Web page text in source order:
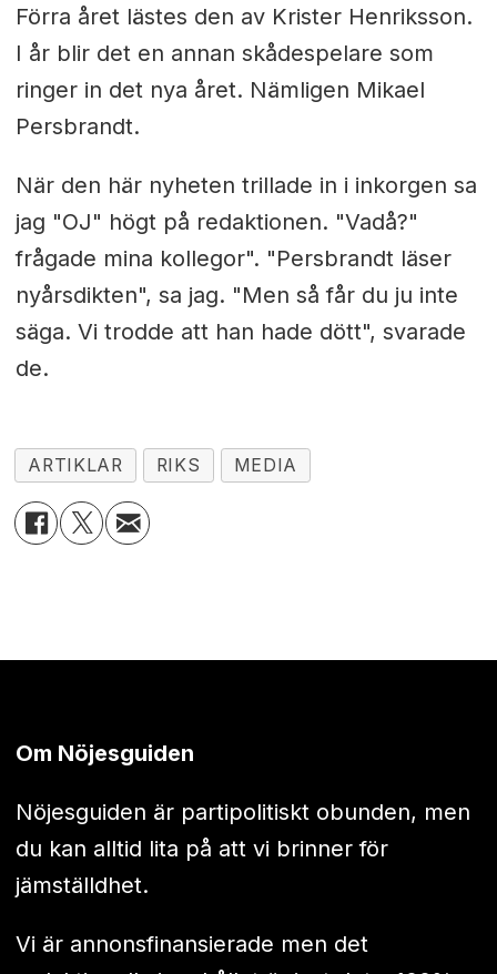
Förra året lästes den av Krister Henriksson.
I år blir det en annan skådespelare som
ringer in det nya året. Nämligen Mikael
Persbrandt.
När den här nyheten trillade in i inkorgen sa
jag "OJ" högt på redaktionen. "Vadå?"
frågade mina kollegor". "Persbrandt läser
nyårsdikten", sa jag. "Men så får du ju inte
säga. Vi trodde att han hade dött", svarade
de.
ARTIKLAR RIKS MEDIA
Om Nöjesguiden
Nöjesguiden är partipolitiskt obunden, men
du kan alltid lita på att vi brinner för
jämställdhet.
Vi är annonsfinansierade men det